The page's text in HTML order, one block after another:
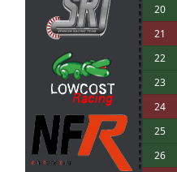
20 jul. 9:15
A.Bonilla
16 jul. 7:48
Mito21
15 jul. 16:00
Ikarus
15 jul. 8:48
loopingz
15 jul. 8:48
loopingz
14 jul. 18:11
14 jul. 17:45
menjacocs
20
21
22
23
24
25
26